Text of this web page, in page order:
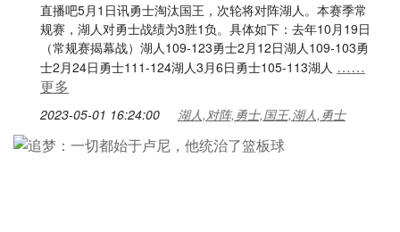
直播吧5月1日讯勇士淘汰国王，次轮将对阵湖人。本赛季常
规赛，湖人对勇士战绩为3胜1负。具体如下：去年10月19日
（常规赛揭幕战）湖人109-123勇士2月12日湖人109-103勇
士2月24日勇士111-124湖人3月6日勇士105-113湖人 ……
更多
2023-05-01 16:24:00 湖人,对阵,勇士,国王,湖人,勇士